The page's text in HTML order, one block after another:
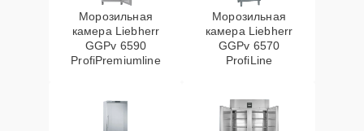
Морозильная
камера Liebherr
GGPv 6590
ProfiPremiumline
Морозильная
камера Liebherr
GGPv 6570
ProfiLine